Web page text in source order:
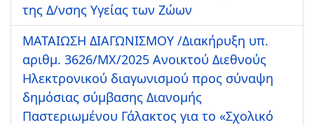
της Δ/νσης Υγείας των Ζώων
ΜΑΤΑΙΩΣΗ ΔΙΑΓΩΝΙΣΜΟΥ /Διακήρυξη υπ.
αριθμ. 3626/ΜΧ/2025 Ανοικτού Διεθνούς
Ηλεκτρονικού διαγωνισμού προς σύναψη
δημόσιας σύμβασης Διανομής
Παστεριωμένου Γάλακτος για το «Σχολικό